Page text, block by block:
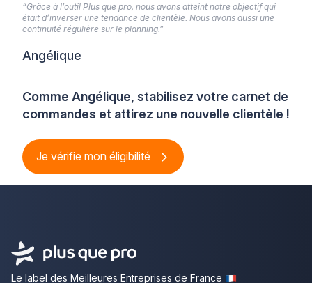
Comme Angélique, stabilisez votre carnet de
commandes et attirez une nouvelle clientèle !
Je vérifie mon éligibilité
“Grâce à l’outil Plus que pro, nous avons atteint notre objectif qui
était d’inverser une tendance de clientèle. Nous avons aussi une
continuité régulière sur le planning.”
Angélique
Le label des Meilleures Entreprises de France